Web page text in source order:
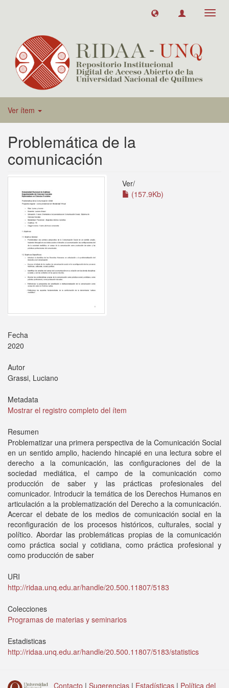
Ver ítem
Problemática de la
comunicación
Ver/
(157.9Kb)
Fecha
2020
Autor
Grassi, Luciano
Metadata
Mostrar el registro completo del ítem
Resumen
Problematizar una primera perspectiva de la Comunicación Social
en un sentido amplio, haciendo hincapié en una lectura sobre el
derecho a la comunicación, las configuraciones del de la
sociedad mediática, el campo de la comunicación como
producción de saber y las prácticas profesionales del
comunicador. Introducir la temática de los Derechos Humanos en
articulación a la problematización del Derecho a la comunicación.
Acercar el debate de los medios de comunicación social en la
reconfiguración de los procesos históricos, culturales, social y
político. Abordar las problemáticas propias de la comunicación
como práctica social y cotidiana, como práctica profesional y
como producción de saber
URI
http://ridaa.unq.edu.ar/handle/20.500.11807/5183
Colecciones
Programas de materias y seminarios
Estadisticas
http://ridaa.unq.edu.ar/handle/20.500.11807/5183/statistics
Contacto | Sugerencias | Estadísticas | Política del